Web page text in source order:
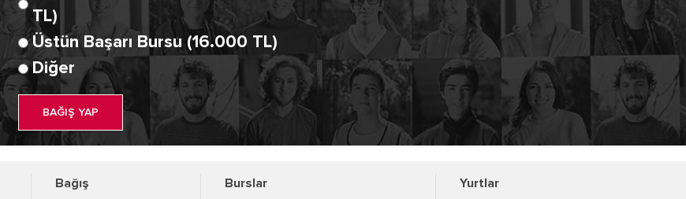
TL)
Üstün Başarı Bursu (16.000 TL)
Diğer
BAĞIŞ YAP
Bağış Burslar Yurtlar